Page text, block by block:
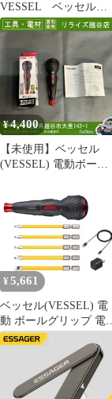
VESSEL ベッセル
220USBC-5 電ドラボ
ール? ビット5本付き
セット【中古】
¥4,400
【未使用】ベッセル
(VESSEL) 電動ボール
〈本体のみ〉 電ドラボ
ールⅡ USBタイプCで
充電 最大出力トルク
3N・m 220USBC 【越
谷店】
¥ 5,661
ベッセル(VESSEL) 電
動 ボールグリップ 電ド
ラボールII ドライバー
ビット5本付 USBタイ
プCで充電 最大出力ト
ルク3N・m 220USBC-5